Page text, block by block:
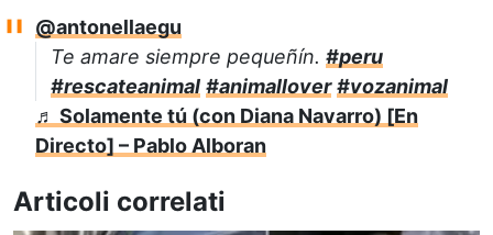
@antonellaegu
Te amare siempre pequeñín. #peru
#rescateanimal #animallover #vozanimal
♬ Solamente tú (con Diana Navarro) [En
Directo] – Pablo Alboran
Articoli correlati